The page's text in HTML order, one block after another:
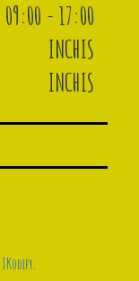
09:00 - 17:00
INCHIS
INCHIS
JKodify.